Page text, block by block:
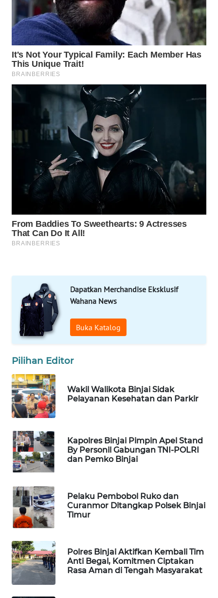
Dapatkan Merchandise Eksklusif
Wahana News
Buka Katalog
Pilihan Editor
Wakil Walikota Binjai Sidak
Pelayanan Kesehatan dan Parkir
Kapolres Binjai Pimpin Apel Stand
By Personil Gabungan TNI-POLRI
dan Pemko Binjai
Pelaku Pembobol Ruko dan
Curanmor Ditangkap Polsek Binjai
Timur
Polres Binjai Aktifkan Kembali Tim
Anti Begal, Komitmen Ciptakan
Rasa Aman di Tengah Masyarakat
TANI
WAHANA
ADVOKAT
WAHANA
INFRASTRUKTUR
WAHANA
KONSUMEN
WAHANA
LISTRIK
WAHANA
TRAVEL
TV
WAHANANEWS
WAHANANEWS
CO ID
WAHANANEWS
NET
WAHANA
SPORT
WAHANA
UMKM
SELEB
WAHANA
PERSONA
WAHANA
OTOMOTIF
HEALTH
WAHANA